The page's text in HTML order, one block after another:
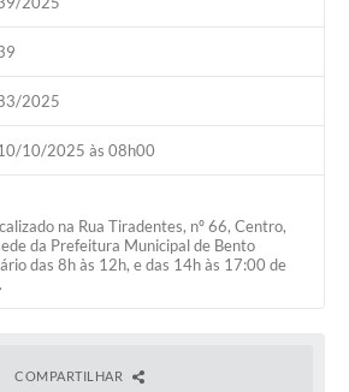
2025
10/2025 às 08h00
na Rua Tiradentes, nº 66, Centro,
da Prefeitura Municipal de Bento
das 8h às 12h, e das 14h às 17:00 de
COMPARTILHAR